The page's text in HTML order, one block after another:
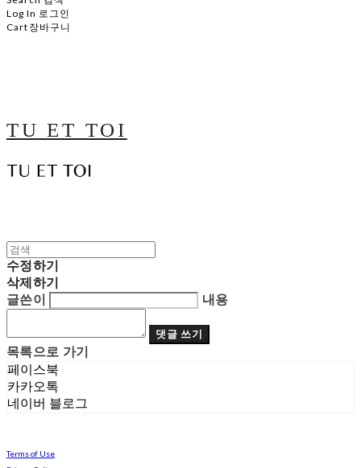
Log In 로그인
Cart 장바구니
TU ET TOI
수정하기
삭제하기
글쓴이
내용
댓글 쓰기
목록으로 가기
페이스북
카카오톡
네이버 블로그
Terms of Use